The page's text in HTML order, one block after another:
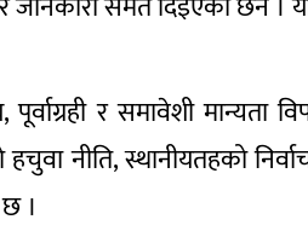
र समावेशी मान्यता
नीति, स्थानीयतहको
।